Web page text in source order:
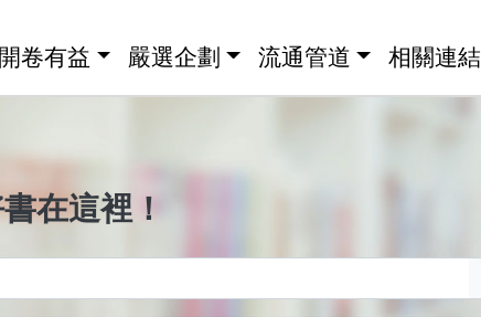
卷有益 嚴選企劃 流通管道 相關連結
在這裡！